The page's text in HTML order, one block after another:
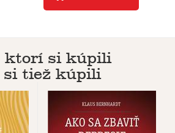
ktorí si kúpili
tiež kúpili